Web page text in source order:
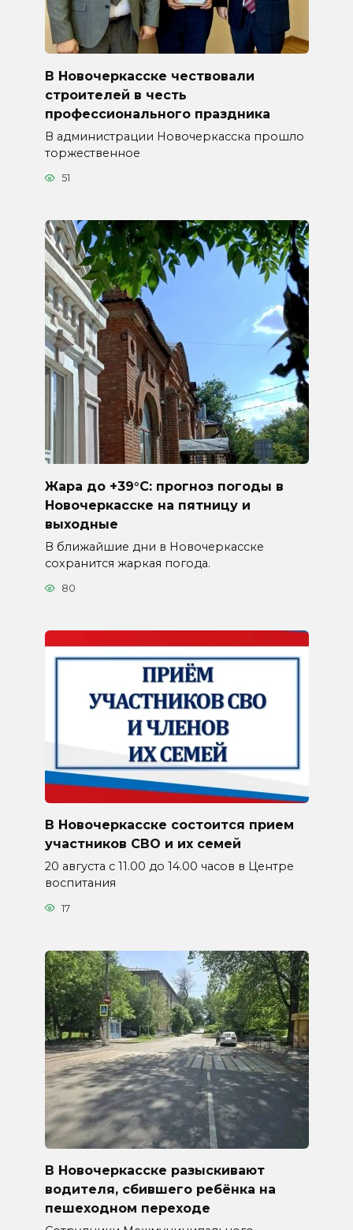
В Новочеркасске чествовали
строителей в честь
профессионального праздника
В администрации Новочеркасска прошло
торжественное
51
Жара до +39°C: прогноз погоды в
Новочеркасске на пятницу и
выходные
В ближайшие дни в Новочеркасске
сохранится жаркая погода.
80
В Новочеркасске состоится прием
участников СВО и их семей
20 августа с 11.00 до 14.00 часов в Центре
воспитания
17
В Новочеркасске разыскивают
водителя, сбившего ребёнка на
пешеходном переходе